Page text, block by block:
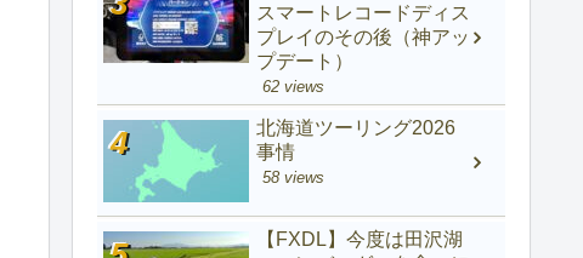
スマートレコードディス
プレイのその後（神アッ
プデート）
62 views
北海道ツーリング2026
事情
58 views
【FXDL】今度は田沢湖